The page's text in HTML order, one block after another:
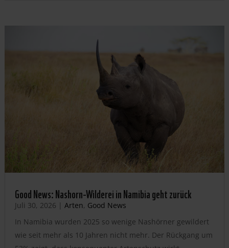
Good News: Nashorn-Wilderei in Namibia geht zurück
Juli 30, 2026 | Arten, Good News
In Namibia wurden 2025 so wenige Nashörner gewildert
wie seit mehr als 10 Jahren nicht mehr. Der Rückgang um